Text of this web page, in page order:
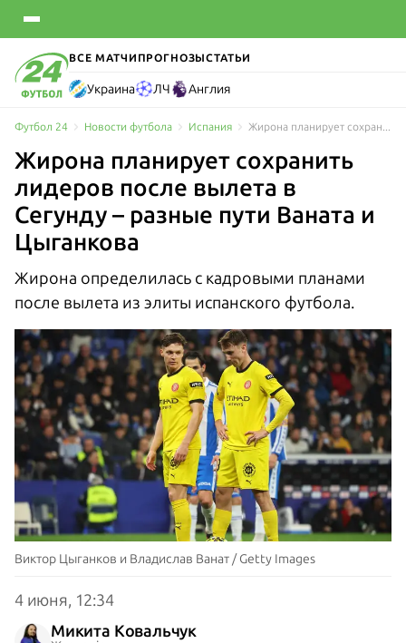
ВСЕ МАТЧИ ПРОГНОЗЫСТАТЬИ
Украина ЛЧ Англия
Футбол 24 Новости футбола Испания
Жирона планирует сохранить
лидеров после вылета в
Сегунду – разные пути Ваната и
Цыганкова
Жирона определилась с кадровыми планами
после вылета из элиты испанского футбола.
Виктор Цыганков и Владислав Ванат / Getty Images
4 июня, 12:34
Микита Ковальчук